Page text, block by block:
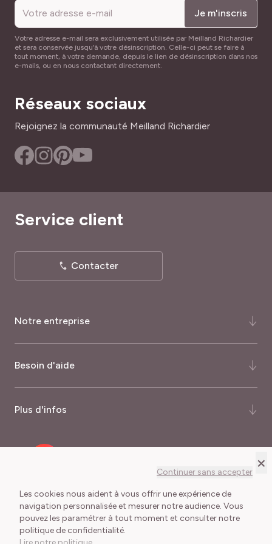
×
Continuer sans accepter
Les cookies nous aident à vous offrir une expérience de
navigation personnalisée et mesurer notre audience. Vous
pouvez les paramétrer à tout moment et consulter notre
politique de confidentialité.
Je m'inscris
Votre adresse e-mail sera exclusivement utilisée par Meilland Richardier
et sera conservée jusqu’à votre désinscription. Celle-ci peut se faire à
tout moment, à votre demande, depuis le lien de désinscription dans nos
e-mails, ou en nous contactant directement.
Réseaux sociaux
Rejoignez la communauté Meilland Richardier
Notre entreprise
Besoin d'aide
Quand commander ?
Délais de livraison
Lexique du jardinier
Plus d'infos
Nos garanties
Service client
Contacter
Conditions Générales de Vente
Mentions légales
Cookies et collecte des données